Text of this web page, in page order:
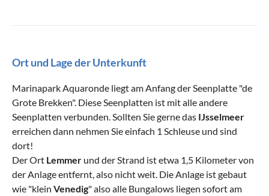
Ort und Lage der Unterkunft
Marinapark Aquaronde liegt am Anfang der Seenplatte "de
Grote Brekken". Diese Seenplatten ist mit alle andere
Seenplatten verbunden. Sollten Sie gerne das IJsselmeer
erreichen dann nehmen Sie einfach 1 Schleuse und sind
dort!
Der Ort Lemmer und der Strand ist etwa 1,5 Kilometer von
der Anlage entfernt, also nicht weit. Die Anlage ist gebaut
wie "klein Venedig" also alle Bungalows liegen sofort am